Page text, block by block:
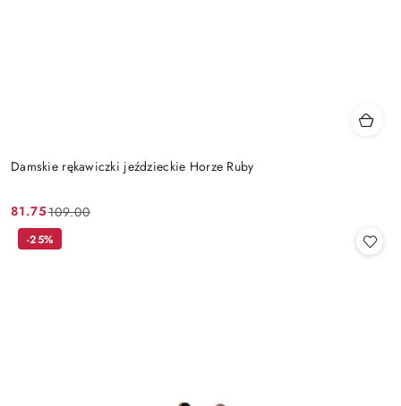
Damskie rękawiczki jeździeckie Horze Ruby
Cena
promocyjna:
81.75
Cena
przed
109.00
-25%